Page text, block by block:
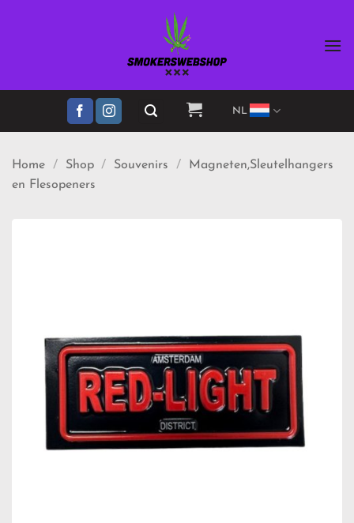
NL
Home / Shop / Souvenirs /
Magneten,Sleutelhangers
en Flesopeners